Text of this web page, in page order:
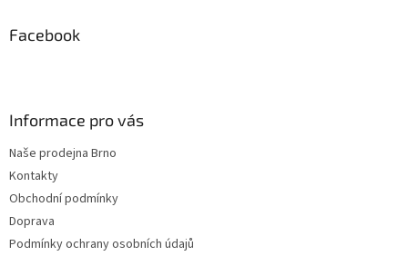
Facebook
Informace pro vás
Naše prodejna Brno
Kontakty
Obchodní podmínky
Doprava
Podmínky ochrany osobních údajů